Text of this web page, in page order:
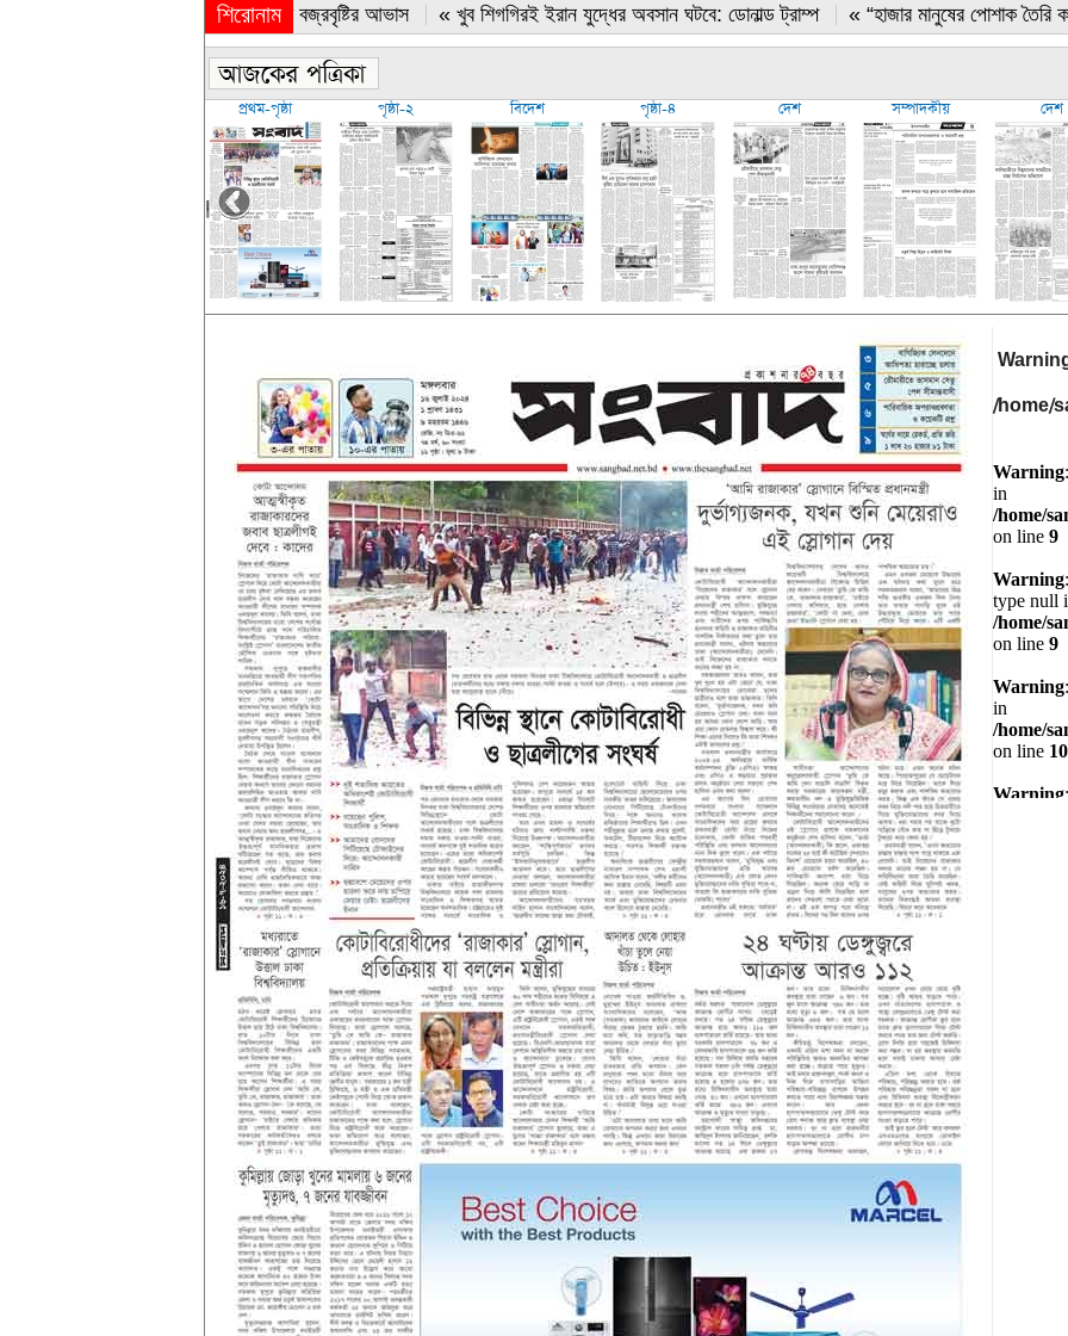
শিরোনাম
« সারাদেশে বজ্রবৃষ্টির আভাস « খুব শিগগিরই ইরান যুদ্ধের অবসান ঘটবে: ডোনাল্ড ট্রাম্প « “হাজার মানুষের পোশাক তৈরি
প্রথম-পৃষ্ঠা পৃষ্ঠা-২ বিদেশ পৃষ্ঠা-৪ দেশ সম্পাদকীয় দেশ
/home/